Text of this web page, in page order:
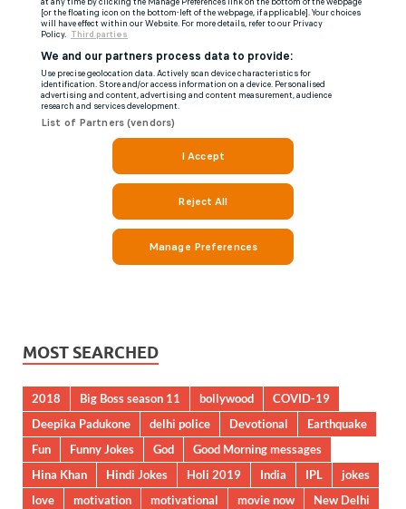
MOST SEARCHED
2018 Big Boss season 11 bollywood
COVID-19
Deepika Padukone
delhi police Devotional
Earthquake
Fun
Funny Jokes God
Good Morning messages
Hina Khan
Hindi Jokes Holi 2019 India IPL
jokes
love
motivation motivational movie now
New Delhi